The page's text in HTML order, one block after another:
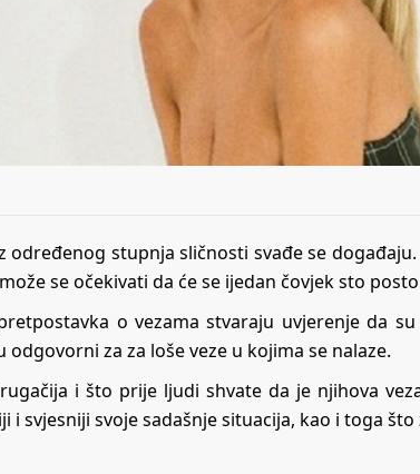
određenog stupnja sličnosti svađe se
se očekivati ​​da će se ijedan čovjek sto
o vezama stvaraju uvjerenje da
odgovorni za za loše veze u kojima se nalaze.
i što prije ljudi shvate da je njihova
i svjesniji svoje sadašnje situacija, kao i toga